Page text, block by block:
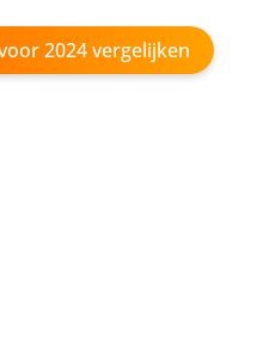
2024 vergelijken